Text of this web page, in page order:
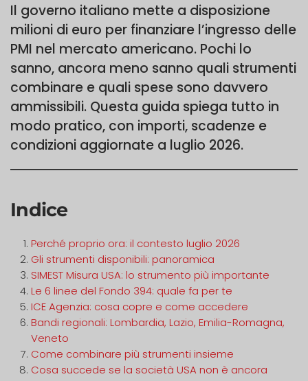
Il governo italiano mette a disposizione
milioni di euro per finanziare l’ingresso delle
PMI nel mercato americano. Pochi lo
sanno, ancora meno sanno quali strumenti
combinare e quali spese sono davvero
ammissibili. Questa guida spiega tutto in
modo pratico, con importi, scadenze e
condizioni aggiornate a luglio 2026.
Indice
Perché proprio ora: il contesto luglio 2026
Gli strumenti disponibili: panoramica
SIMEST Misura USA: lo strumento più importante
Le 6 linee del Fondo 394: quale fa per te
ICE Agenzia: cosa copre e come accedere
Bandi regionali: Lombardia, Lazio, Emilia-Romagna,
Veneto
Come combinare più strumenti insieme
Cosa succede se la società USA non è ancora